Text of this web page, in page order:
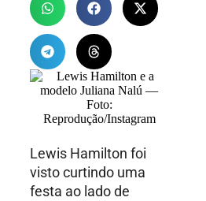
Lewis Hamilton foi
visto curtindo uma
festa ao lado de